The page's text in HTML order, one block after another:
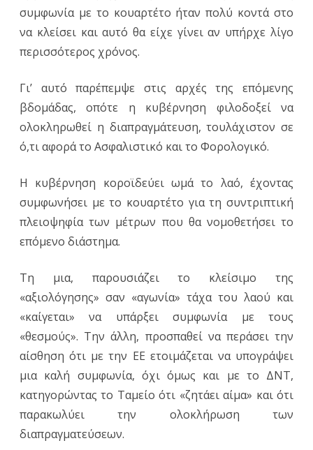
συμφωνία με το κουαρτέτο ήταν πολύ κοντά στο
να κλείσει και αυτό θα είχε γίνει αν υπήρχε λίγο
περισσότερος χρόνος.
Γι’ αυτό παρέπεμψε στις αρχές της επόμενης
βδομάδας, οπότε η κυβέρνηση φιλοδοξεί να
ολοκληρωθεί η διαπραγμάτευση, τουλάχιστον σε
ό,τι αφορά το Ασφαλιστικό και το Φορολογικό.
Η κυβέρνηση κοροϊδεύει ωμά το λαό, έχοντας
συμφωνήσει με το κουαρτέτο για τη συντριπτική
πλειοψηφία των μέτρων που θα νομοθετήσει το
επόμενο διάστημα.
Τη μια, παρουσιάζει το κλείσιμο της
«αξιολόγησης» σαν «αγωνία» τάχα του λαού και
«καίγεται» να υπάρξει συμφωνία με τους
«θεσμούς». Την άλλη, προσπαθεί να περάσει την
αίσθηση ότι με την ΕΕ ετοιμάζεται να υπογράψει
μια καλή συμφωνία, όχι όμως και με το ΔΝΤ,
κατηγορώντας το Ταμείο ότι «ζητάει αίμα» και ότι
παρακωλύει την ολοκλήρωση των
διαπραγματεύσεων.